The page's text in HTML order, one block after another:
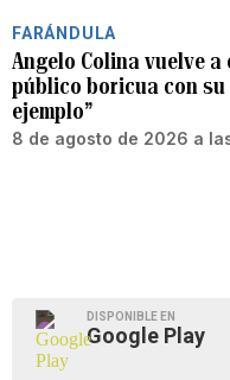
FARÁNDULA
Angelo Colina vuelve
público boricua con su
ejemplo”
8 de agosto de 2026 a
DISPONIBLE EN
Google Play